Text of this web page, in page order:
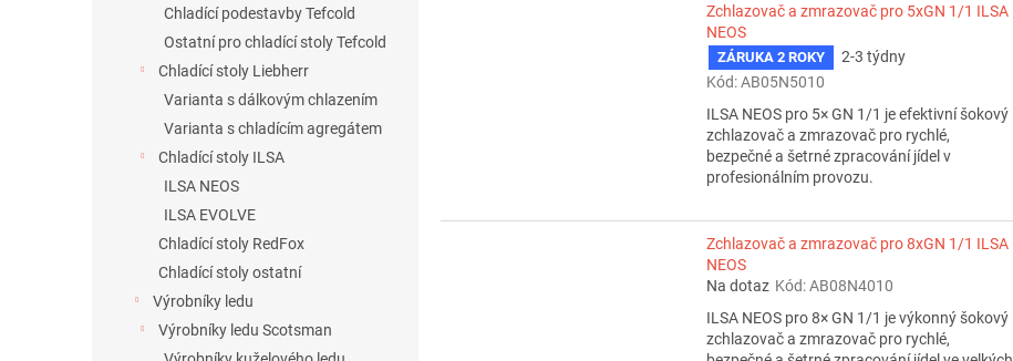
Chladící podestavby Tefcold
Ostatní pro chladící stoly Tefcold
Chladící stoly Liebherr
Varianta s dálkovým chlazením
Varianta s chladícím agregátem
Chladící stoly ILSA
ILSA NEOS
ILSA EVOLVE
Chladící stoly RedFox
Chladící stoly ostatní
Výrobníky ledu
Výrobníky ledu Scotsman
Zchlazovač a zmrazovač pro 5xGN 1/1 ILSA
NEOS
ZÁRUKA 2 ROKY
2-3 týdny
Kód:AB05N5010
ILSA NEOS pro 5× GN 1/1 je efektivní šokový
zchlazovač a zmrazovač pro rychlé,
bezpečné a šetrné zpracování jídel v
profesionálním provozu.
Zchlazovač a zmrazovač pro 8xGN 1/1 ILSA
NEOS
Na dotaz Kód:AB08N4010
ILSA NEOS pro 8× GN 1/1 je výkonný šokový
zchlazovač a zmrazovač pro rychlé,